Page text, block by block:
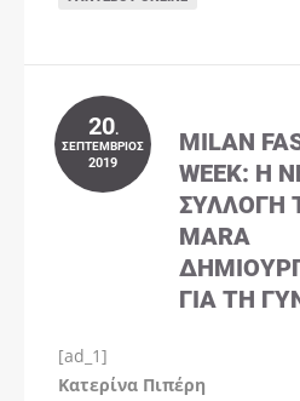
20.
ΣΕΠΤΈΜΒΡΙΟΣ
2019
MILAN
WEEK: Η
ΣΥΛΛΟΓΉ
MARA
ΓΙΑ ΤΗ
[ad_1]
Kατερίνα Πιπέρη